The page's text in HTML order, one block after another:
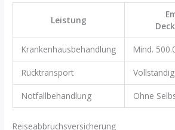
Leistung
Krankenhausbehandlung Mind.
Rücktransport
Notfallbehandlung Ohne
Reiseabbruchsversicherung